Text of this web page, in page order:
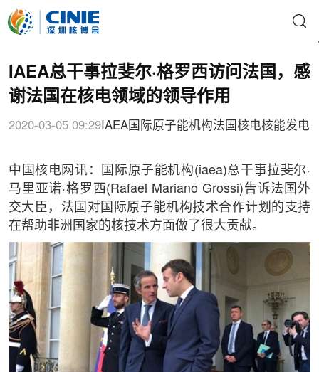
IAEA总干事拉斐尔·格罗西访问法国，感
谢法国在核电领域的领导作用
2020-03-05 09:29IAEA国际原子能机构法国核电核能发电
中国核电网讯：国际原子能机构(iaea)总干事拉斐尔·
马里亚诺·格罗西(Rafael Mariano Grossi)告诉法国外
交大臣，法国对国际原子能机构技术合作计划的支持
在帮助非洲国家的核技术方面做了很大贡献。